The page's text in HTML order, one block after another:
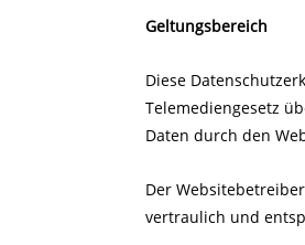
Geltungsbereich
Diese
Telemediengesetz
Daten durch den
Der
vertraulich und